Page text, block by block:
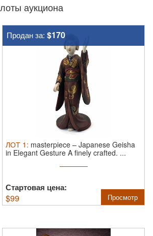
лоты аукциона
Продан за: $170
ЛОТ 1 : masterpiece – Japanese Geisha
in Elegant Gesture A finely crafted. ...
Стартовая цена:
$99 Просмотр